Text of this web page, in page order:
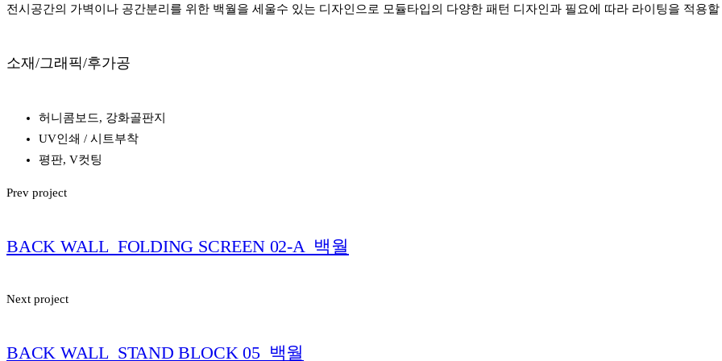
전시공간의 가벽이나 공간분리를 위한 백월을 세울수 있는 디자인으로 모듈타입의 다양한 패턴 디자인과 필요에 따라 라이팅을 적용할
소재/그래픽/후가공
허니콤보드, 강화골판지
UV인쇄 / 시트부착
평판, V컷팅
Prev project
BACK WALL_FOLDING SCREEN 02-A_백월
Next project
BACK WALL_STAND BLOCK 05_백월